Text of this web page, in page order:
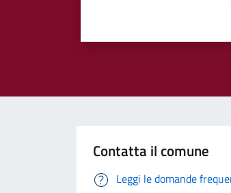
Contatta il comune
Leggi le domande